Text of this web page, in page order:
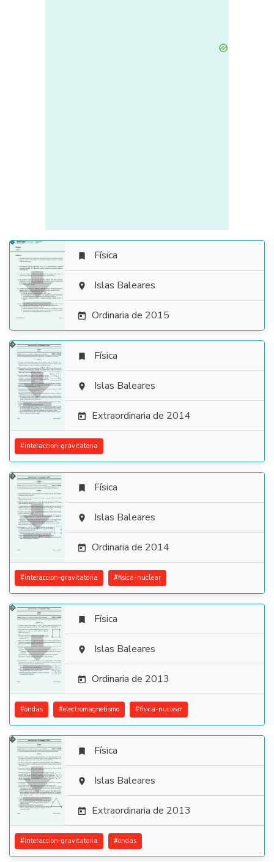

 Física
 Islas Baleares
 Ordinaria de 2015

 Física
 Islas Baleares
 Extraordinaria de 2014
#interaccion-gravitatoria

 Física
 Islas Baleares
 Ordinaria de 2014
#interaccion-gravitatoria #fisica-nuclear

 Física
 Islas Baleares
 Ordinaria de 2013
#ondas #electromagnetismo #fisica-nuclear

 Física
 Islas Baleares
 Extraordinaria de 2013
#interaccion-gravitatoria #ondas